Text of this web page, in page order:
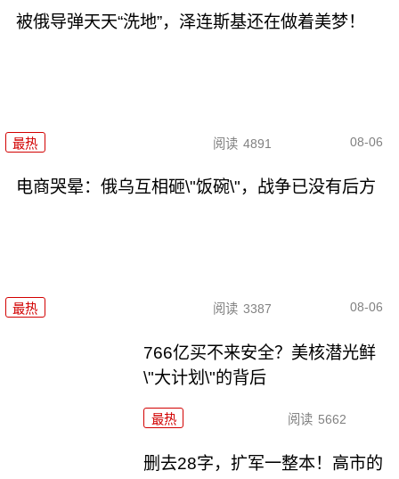
被俄导弹天天“洗地”，泽连斯基还在做着美梦！
最热 阅读 4891 08-06
电商哭晕：俄乌互相砸\"饭碗\"，战争已没有后方
最热 阅读 3387 08-06
766亿买不来安全？美核潜光鲜
\"大计划\"的背后
最热 阅读 5662
删去28字，扩军一整本！高市的